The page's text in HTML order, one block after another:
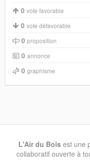
0 vote favorable
0 vote défavorable
0 proposition
0 annonce
0 graphisme
L'Air du Bois est une
collaboratif ouverte à